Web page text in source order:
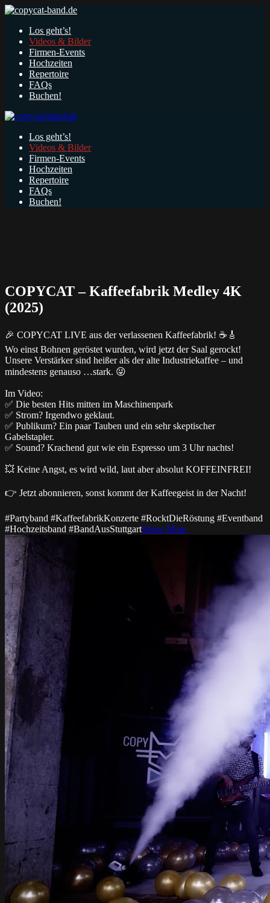
Los geht’s!
Videos & Bilder
Firmen-Events
Hochzeiten
Repertoire
FAQs
Buchen!
Los geht’s!
Videos & Bilder
Firmen-Events
Hochzeiten
Repertoire
FAQs
Buchen!
COPYCAT – Kaffeefabrik Medley 4K
(2025)
🎉 COPYCAT LIVE aus der verlassenen Kaffeefabrik! ☕🎸
Wo einst Bohnen geröstet wurden, wird jetzt der Saal gerockt!
Unsere Verstärker sind heißer als der alte Industriekaffee – und
mindestens genauso …stark. 😜
Im Video:
✅ Die besten Hits mitten im Maschinenpark
✅ Strom? Irgendwo geklaut.
✅ Publikum? Ein paar Tauben und ein sehr skeptischer
Gabelstapler.
✅ Sound? Krachend gut wie ein Espresso um 3 Uhr nachts!
💥 Keine Angst, es wird wild, laut aber absolut KOFFEINFREI!
👉 Jetzt abonnieren, sonst kommt der Kaffeegeist in der Nacht!
#Partyband #KaffeefabrikKonzerte #RocktDieRöstung #Eventband
#Hochzeitsband #BandAusStuttgartShow More